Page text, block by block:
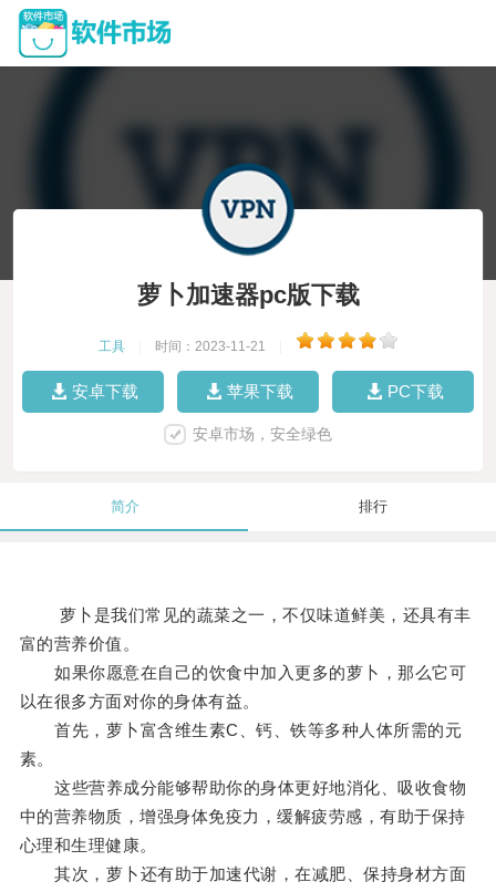
萝卜加速器pc版下载
工具 时间：2023-11-21
安卓下载 苹果下载 PC下载
安卓市场，安全绿色
简介 排行
萝卜是我们常见的蔬菜之一，不仅味道鲜美，还具有丰
富的营养价值。
如果你愿意在自己的饮食中加入更多的萝卜，那么它可
以在很多方面对你的身体有益。
首先，萝卜富含维生素C、钙、铁等多种人体所需的元
素。
这些营养成分能够帮助你的身体更好地消化、吸收食物
中的营养物质，增强身体免疫力，缓解疲劳感，有助于保持
心理和生理健康。
其次，萝卜还有助于加速代谢，在减肥、保持身材方面